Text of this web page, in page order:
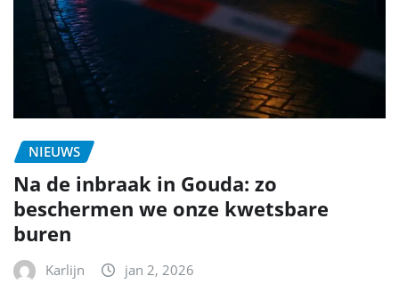
NIEUWS
Na de inbraak in Gouda: zo
beschermen we onze kwetsbare
buren
Karlijn jan 2, 2026